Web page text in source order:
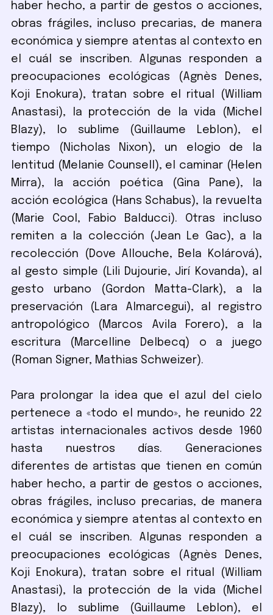
haber hecho, a partir de gestos o acciones,
obras frágiles, incluso precarias, de manera
económica y siempre atentas al contexto en
el cuál se inscriben. Algunas responden a
preocupaciones ecológicas (Agnès Denes,
Koji Enokura), tratan sobre el ritual (William
Anastasi), la protección de la vida (Michel
Blazy), lo sublime (Guillaume Leblon), el
tiempo (Nicholas Nixon), un elogio de la
lentitud (Melanie Counsell), el caminar (Helen
Mirra), la acción poética (Gina Pane), la
acción ecológica (Hans Schabus), la revuelta
(Marie Cool, Fabio Balducci). Otras incluso
remiten a la colección (Jean Le Gac), a la
recolección (Dove Allouche, Bela Kolárová),
al gesto simple (Lili Dujourie, Jirí Kovanda), al
gesto urbano (Gordon Matta-Clark), a la
preservación (Lara Almarcegui), al registro
antropológico (Marcos Avila Forero), a la
escritura (Marcelline Delbecq) o a juego
(Roman Signer, Mathias Schweizer).
Para prolongar la idea que el azul del cielo
pertenece a «todo el mundo», he reunido 22
artistas internacionales activos desde 1960
hasta nuestros días. Generaciones
diferentes de artistas que tienen en común
haber hecho, a partir de gestos o acciones,
obras frágiles, incluso precarias, de manera
económica y siempre atentas al contexto en
el cuál se inscriben. Algunas responden a
preocupaciones ecológicas (Agnès Denes,
Koji Enokura), tratan sobre el ritual (William
Anastasi), la protección de la vida (Michel
Blazy), lo sublime (Guillaume Leblon), el